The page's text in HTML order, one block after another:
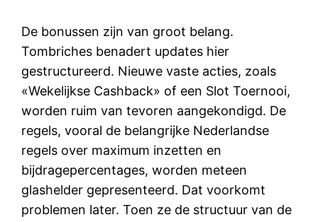
De bonussen zijn van groot belang.
Tombriches benadert updates hier
gestructureerd. Nieuwe vaste acties, zoals
«Wekelijkse Cashback» of een Slot Toernooi,
worden ruim van tevoren aangekondigd. De
regels, vooral de belangrijke Nederlandse
regels over maximum inzetten en
bijdragepercentages, worden meteen
glashelder gepresenteerd. Dat voorkomt
problemen later. Toen ze de structuur van de